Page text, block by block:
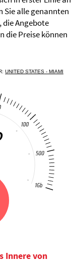
Sie alle genannten
die Angebote
die Preise können
Innere von